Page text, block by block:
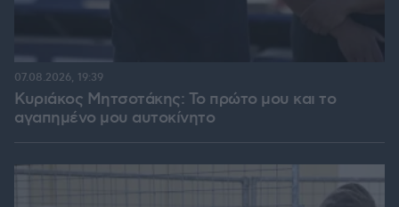
Κυριάκος Μητσοτάκης: Το πρώτο μου και το
αγαπημένο μου αυτοκίνητο
07.08.2026, 19:39